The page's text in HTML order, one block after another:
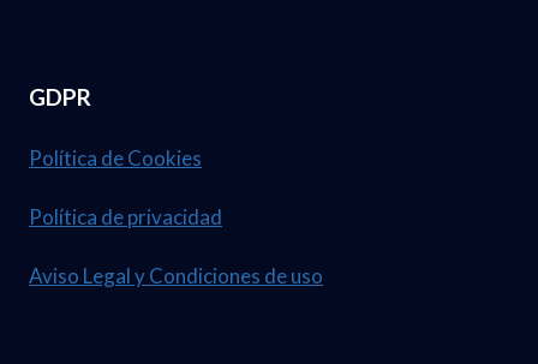
GDPR
Política de Cookies
Política de privacidad
Aviso Legal y Condiciones de uso